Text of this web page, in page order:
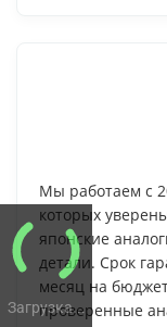
Загрузка...
Мы работаем с
которых
японские
детали. Срок
месяц на
проверенные